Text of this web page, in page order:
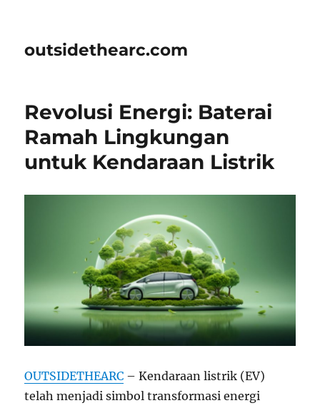
outsidethearc.com
Revolusi Energi: Baterai
Ramah Lingkungan
untuk Kendaraan Listrik
OUTSIDETHEARC – Kendaraan listrik (EV)
telah menjadi simbol transformasi energi